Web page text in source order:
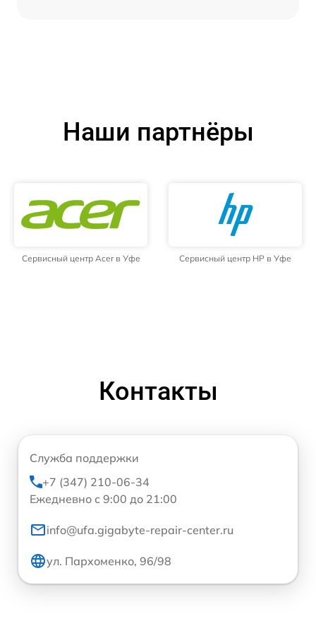
Наши партнёры
Сервисный центр Acer в Уфе Сервисный центр HP в Уфе
Контакты
Служба поддержки
+7 (347) 210-06-34
Ежедневно с 9:00 до 21:00
info@ufa.gigabyte-repair-center.ru
ул. Пархоменко, 96/98